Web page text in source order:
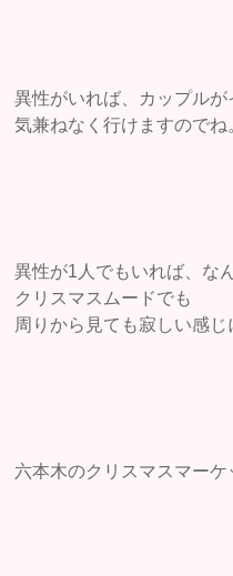
異性がいれば、カップル
気兼ねなく行けますのでね
異性が1人でもいれば、な
クリスマスムードでも
周りから見ても寂しい感じ
六本木のクリスマスマーケ